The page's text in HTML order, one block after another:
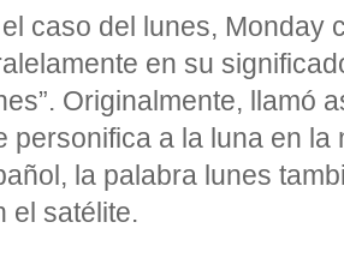
caso del lunes, Monday
en su
Originalmente, llamó
personifica a la luna en la
la palabra lunes
el satélite.